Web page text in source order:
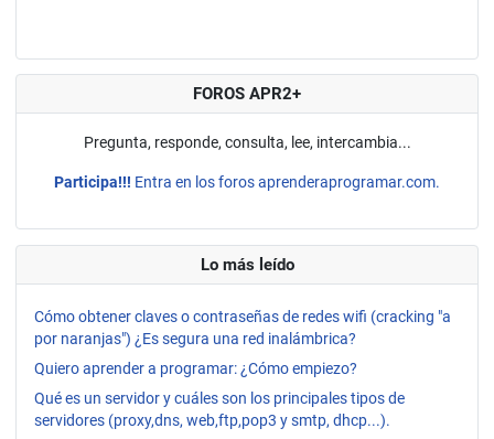
FOROS APR2+
Pregunta, responde, consulta, lee, intercambia...
Participa!!! Entra en los foros aprenderaprogramar.com.
Lo más leído
Cómo obtener claves o contraseñas de redes wifi (cracking "a
por naranjas") ¿Es segura una red inalámbrica?
Quiero aprender a programar: ¿Cómo empiezo?
Qué es un servidor y cuáles son los principales tipos de
servidores (proxy,dns, web,ftp,pop3 y smtp, dhcp...).